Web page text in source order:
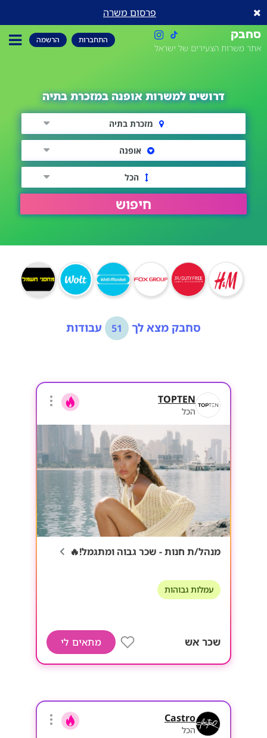
פרסום משרה
סחבק
אתר משרות הצעירים של ישראל
התחברות הרשמה
דרושים למשרות אופנה במזכרת בתיה
מזכרת בתיה
אופנה
הכל
חיפוש
סחבק מצא לך 51 עבודות
TOPTEN
הכל
מנהל/ת חנות - שכר גבוה ומתגמל!🔥
עמלות גבוהות
שכר אש מתאים לי
Castro
הכל